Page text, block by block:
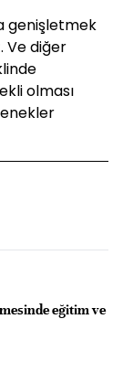
genişletmek
Ve diğer
olması
eğitim ve